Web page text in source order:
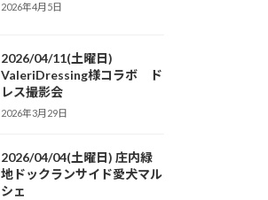
2026年4月5日
2026/04/11(土曜日)
ValeriDressing様コラボ ド
レス撮影会
2026年3月29日
2026/04/04(土曜日) 庄内緑
地ドックランサイド愛犬マル
シェ